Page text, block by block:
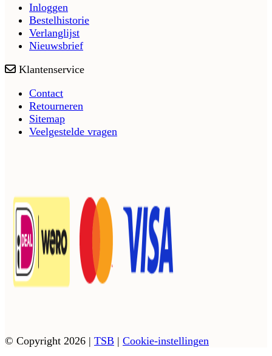
Inloggen
Bestelhistorie
Verlanglijst
Nieuwsbrief
Klantenservice
Contact
Retourneren
Sitemap
Veelgestelde vragen
© Copyright 2026 | TSB | Cookie-instellingen